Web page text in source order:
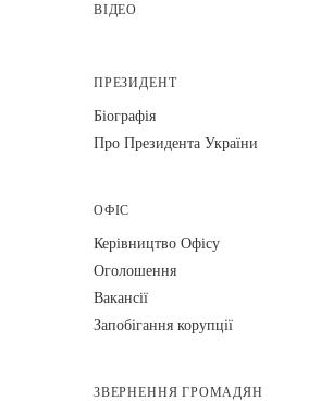
ВІДЕО
ПРЕЗИДЕНТ
Біографія
Про Президента України
ОФІС
Керівництво Офісу
Оголошення
Вакансії
Запобігання корупції
ЗВЕРНЕННЯ ГРОМАДЯН